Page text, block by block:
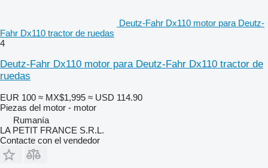
Deutz-Fahr Dx110 motor para Deutz-
Fahr Dx110 tractor de ruedas
4
Deutz-Fahr Dx110 motor para Deutz-Fahr Dx110 tractor de
ruedas
EUR 100 ≈ MX$1,995 ≈ USD 114.90
Piezas del motor - motor
Rumanía
LA PETIT FRANCE S.R.L.
Contacte con el vendedor